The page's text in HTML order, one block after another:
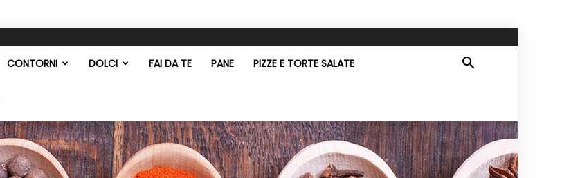
CONTORNI DOLCI FAI DA TE PANE PIZZE E TORTE SALATE